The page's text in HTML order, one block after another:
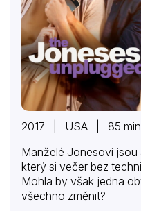
2017 | USA | 85 min
Manželé Jonesovi jsou
který si večer bez
Mohla by však jedna
všechno změnit?